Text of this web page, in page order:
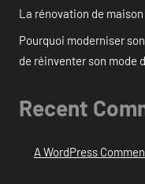
La rénovation de
Pourquoi moderniser
de réinventer son mode
Recent
A WordPress